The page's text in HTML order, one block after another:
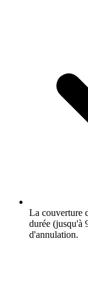
La couverture
durée (jusqu'à
d'annulation.